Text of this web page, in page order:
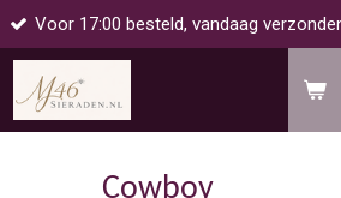
Voor 17:00 besteld, vandaag verzonden!
Cowboy